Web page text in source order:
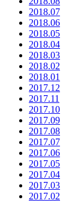
2018.07
2018.06
2018.05
2018.04
2018.03
2018.02
2018.01
2017.12
2017.11
2017.10
2017.09
2017.08
2017.07
2017.06
2017.05
2017.04
2017.03
2017.02